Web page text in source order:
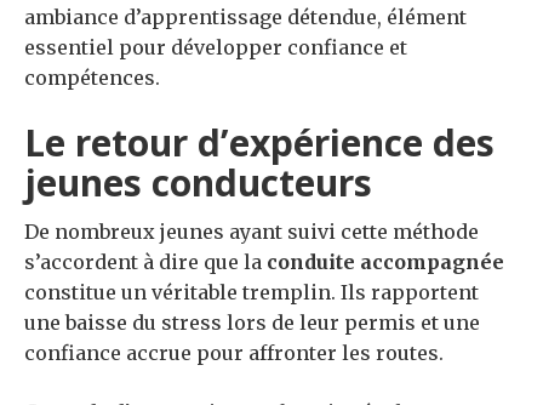
ambiance d’apprentissage détendue, élément
essentiel pour développer confiance et
compétences.
Le retour d’expérience des
jeunes conducteurs
De nombreux jeunes ayant suivi cette méthode
s’accordent à dire que la conduite accompagnée
constitue un véritable tremplin. Ils rapportent
une baisse du stress lors de leur permis et une
confiance accrue pour affronter les routes.